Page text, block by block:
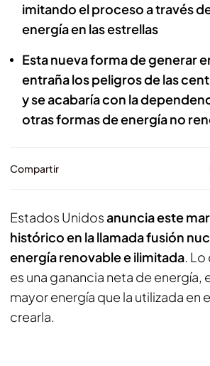
imitando el proceso a través
energía en las estrellas
Esta nueva forma de generar
entraña los peligros de las
y se acabaría con la
otras formas de energía no
Compartir
Estados Unidosanuncia este
histórico en la llamada fusión
energía renovable e ilimitada. Lo
es una ganancia neta de energía,
mayor energía que la utilizada en
crearla.